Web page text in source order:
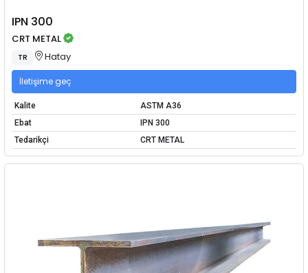
IPN 300
CRT METAL
TR Hatay
İletişime geç
Kalite
ASTM A36
Ebat
IPN 300
Tedarikçi
CRT METAL